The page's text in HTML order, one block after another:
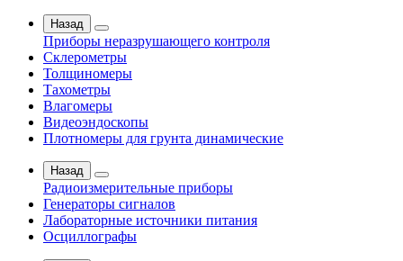
Назад
Приборы неразрушающего контроля
Склерометры
Толщиномеры
Тахометры
Влагомеры
Видеоэндоскопы
Плотномеры для грунта динамические
Назад
Радиоизмерительные приборы
Генераторы сигналов
Лабораторные источники питания
Осциллографы